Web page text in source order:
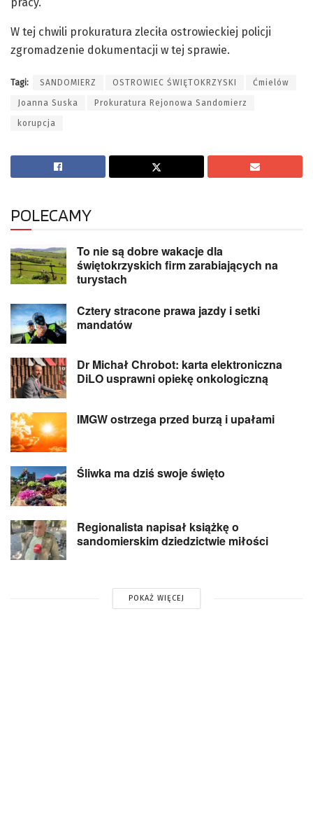
W tej chwili prokuratura zleciła ostrowieckiej policji
zgromadzenie dokumentacji w tej sprawie.
Tagi: SANDOMIERZ OSTROWIEC ŚWIĘTOKRZYSKI Ćmielów
Joanna Suska Prokuratura Rejonowa Sandomierz
korupcja
POLECAMY
To nie są dobre wakacje dla
świętokrzyskich firm zarabiających na
turystach
Cztery stracone prawa jazdy i setki
mandatów
Dr Michał Chrobot: karta elektroniczna
DiLO usprawni opiekę onkologiczną
IMGW ostrzega przed burzą i upałami
Śliwka ma dziś swoje święto
Regionalista napisał książkę o
sandomierskim dziedzictwie miłości
POKAŻ WIĘCEJ